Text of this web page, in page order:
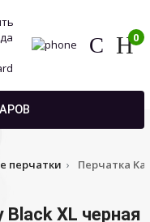
0
перчатки Перчатка
Black XL черная